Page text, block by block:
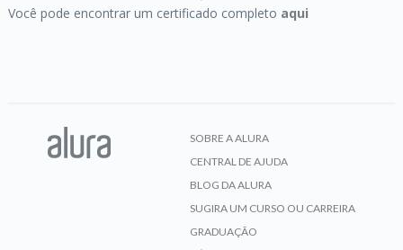
Você pode encontrar um certificado completo aqui
SOBRE A ALURA
CENTRAL DE AJUDA
BLOG DA ALURA
SUGIRA UM CURSO OU CARREIRA
GRADUAÇÃO